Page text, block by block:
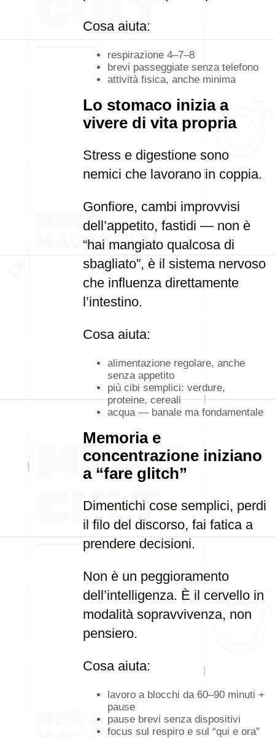
Cosa aiuta:
respirazione 4–7–8
brevi passeggiate senza telefono
attività fisica, anche minima
Lo stomaco inizia a
vivere di vita propria
Stress e digestione sono
nemici che lavorano in coppia.
Gonfiore, cambi improvvisi
dell’appetito, fastidi — non è
“hai mangiato qualcosa di
sbagliato”, è il sistema nervoso
che influenza direttamente
l’intestino.
Cosa aiuta:
alimentazione regolare, anche
senza appetito
più cibi semplici: verdure,
proteine, cereali
acqua — banale ma fondamentale
Memoria e
concentrazione iniziano
a “fare glitch”
Dimentichi cose semplici, perdi
il filo del discorso, fai fatica a
prendere decisioni.
Non è un peggioramento
dell’intelligenza. È il cervello in
modalità sopravvivenza, non
pensiero.
Cosa aiuta:
lavoro a blocchi da 60–90 minuti +
pause
pause brevi senza dispositivi
focus sul respiro e sul “qui e ora”